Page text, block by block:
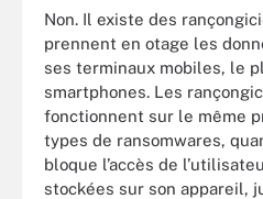
Non. Il existe des
prennent en otage les
ses terminaux mobiles, le
smartphones. Les
fonctionnent sur le même
types de ransomwares,
bloque l’accès de
stockées sur son appareil,